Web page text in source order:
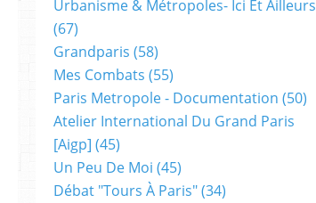
Urbanisme & Métropoles- Ici Et Ailleurs
(67)
Grandparis (58)
Mes Combats (55)
Paris Metropole - Documentation (50)
Atelier International Du Grand Paris
[aigp] (45)
Un Peu De Moi (45)
Débat "tours À Paris"(34)